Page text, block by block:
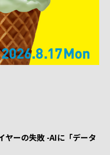
ヤーの失敗 -AIに「データ